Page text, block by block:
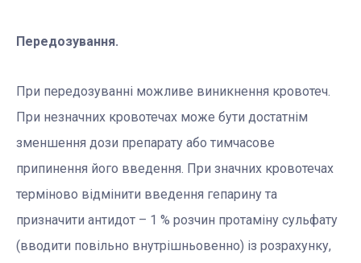
Передозування.
При передозуванні можливе виникнення кровотеч.
При незначних кровотечах може бути достатнім
зменшення дози препарату або тимчасове
припинення його введення. При значних кровотечах
терміново відмінити введення гепарину та
призначити антидот – 1 % розчин протаміну сульфату
(вводити повільно внутрішньовенно) із розрахунку,